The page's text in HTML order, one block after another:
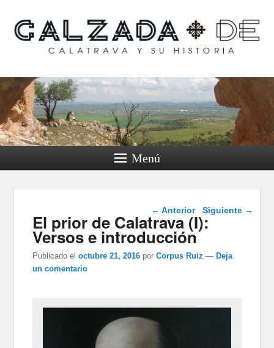
Calzada de Calatrava y
su historia
Menú
Navegación de
entradas
← Anterior Siguiente →
El prior de Calatrava (I):
Versos e introducción
Publicado el octubre 21, 2016 porCorpus Ruiz — Deja
un comentario